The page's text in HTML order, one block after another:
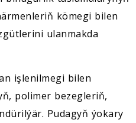
kömegi bilen
ulanmakda
işlenilmegi bilen
polimer bezegleriň,
Pudagyň ýokary